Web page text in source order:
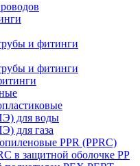
и фитинги
и фитинги
для воды
для газа
PPR (PPRC)
в защитной оболочке PP